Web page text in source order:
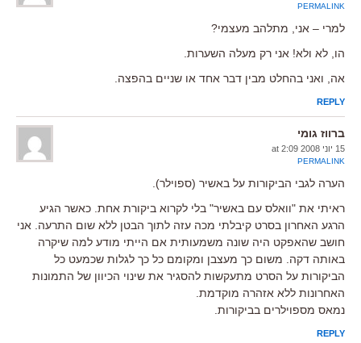
PERMALINK
למרי – אני, מתלהב מעצמי?
הו, לא ולא! אני רק מעלה השערות.
אה, ואני בהחלט מבין דבר אחד או שניים בהפצה.
REPLY
ברווז גומי
15 יוני 2008 at 2:09
PERMALINK
הערה לגבי הביקורות על באשיר (ספוילר).
ראיתי את "וואלס עם באשיר" בלי לקרוא ביקורת אחת. כאשר הגיע
הרגע האחרון בסרט קיבלתי מכה עזה לתוך הבטן ללא שום התרעה. אני
חושב שהאפקט היה שונה משמעותית אם הייתי מודע למה שיקרה
באותה דקה. משום כך מעצבן ומקומם כל כך לגלות שכמעט כל
הביקורות על הסרט מתעקשות להסגיר את שינוי הכיוון של התמונות
האחרונות ללא אזהרה מוקדמת.
נמאס מספוילרים בביקורות.
REPLY